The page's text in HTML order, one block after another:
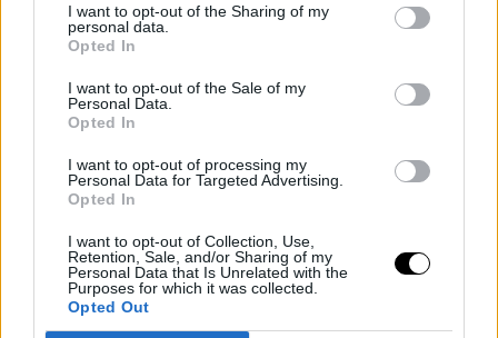
I want to opt-out of the Sharing of my
personal data.
Opted In
I want to opt-out of the Sale of my
Personal Data.
Opted In
I want to opt-out of processing my
Personal Data for Targeted Advertising.
Opted In
I want to opt-out of Collection, Use,
Retention, Sale, and/or Sharing of my
Personal Data that Is Unrelated with the
Purposes for which it was collected.
Opted Out